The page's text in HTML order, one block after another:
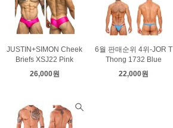
JUSTIN+SIMON Cheek
Briefs XSJ22 Pink
26,000원
6월 판매순위 4위-JOR T
Thong 1732 Blue
22,000원